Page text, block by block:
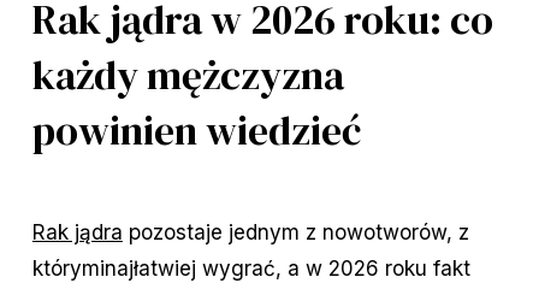
Rak jądra w 2026 roku: co
każdy mężczyzna
powinien wiedzieć
Rak jądra pozostaje jednym z nowotworów, z
któryminajłatwiej wygrać, a w 2026 roku fakt